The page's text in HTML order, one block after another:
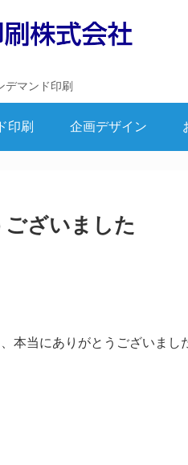
デマンド印刷
印刷 企画デザイン
ざいました
本当にありがとうございまし